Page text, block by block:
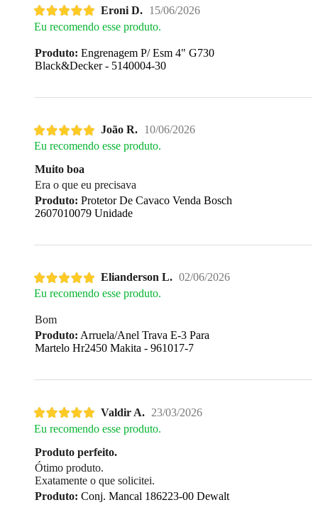
Eroni D. 15/06/2026
Eu recomendo esse produto.
Produto: Engrenagem P/ Esm 4" G730
Black&Decker - 5140004-30
João R. 10/06/2026
Eu recomendo esse produto.
Muito boa
Era o que eu precisava
Produto: Protetor De Cavaco Venda Bosch
2607010079 Unidade
Elianderson L. 02/06/2026
Eu recomendo esse produto.
Bom
Produto: Arruela/Anel Trava E-3 Para
Martelo Hr2450 Makita - 961017-7
Valdir A. 23/03/2026
Eu recomendo esse produto.
Produto perfeito.
Ótimo produto.
Exatamente o que solicitei.
Produto: Conj. Mancal 186223-00 Dewalt